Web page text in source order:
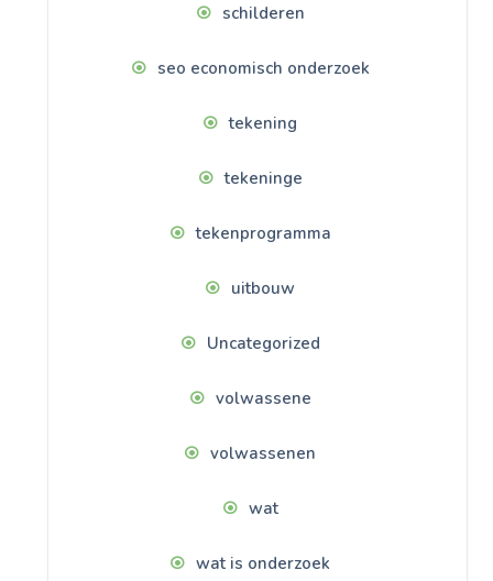
schilderen
seo economisch onderzoek
tekening
tekeninge
tekenprogramma
uitbouw
Uncategorized
volwassene
volwassenen
wat
wat is onderzoek